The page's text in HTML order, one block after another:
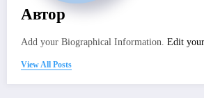
Автор
Add your Biographical Information. Edit
View All Posts